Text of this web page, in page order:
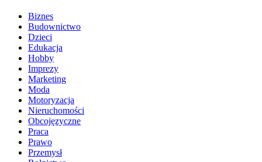
Biznes
Budownictwo
Dzieci
Edukacja
Hobby
Imprezy
Marketing
Moda
Motoryzacja
Nieruchomości
Obcojęzyczne
Praca
Prawo
Przemysł